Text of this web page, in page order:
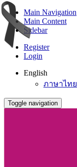
Main Navigation
Main Content
Sidebar
Register
Login
English
ภาษาไทย
Toggle navigation